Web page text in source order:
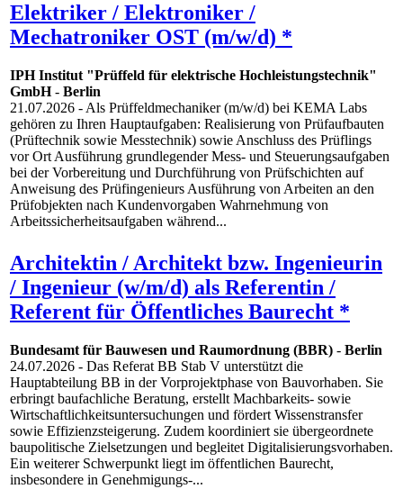
Elektriker / Elektroniker /
Mechatroniker OST (m/w/d) *
IPH Institut "Prüffeld für elektrische Hochleistungstechnik"
GmbH- Berlin
21.07.2026 - Als Prüffeldmechaniker (m/w/d) bei KEMA Labs
gehören zu Ihren Hauptaufgaben: Realisierung von Prüfaufbauten
(Prüftechnik sowie Messtechnik) sowie Anschluss des Prüflings
vor Ort Ausführung grundlegender Mess- und Steuerungsaufgaben
bei der Vorbereitung und Durchführung von Prüfschichten auf
Anweisung des Prüfingenieurs Ausführung von Arbeiten an den
Prüfobjekten nach Kundenvorgaben Wahrnehmung von
Arbeitssicherheitsaufgaben während...
Architektin / Architekt bzw. Ingenieurin
/ Ingenieur (w/m/d) als Referentin /
Referent für Öffentliches Baurecht *
Bundesamt für Bauwesen und Raumordnung (BBR) - Berlin
24.07.2026 - Das Referat BB Stab V unterstützt die
Hauptabteilung BB in der Vorprojektphase von Bauvorhaben. Sie
erbringt baufachliche Beratung, erstellt Machbarkeits- sowie
Wirtschaftlichkeitsuntersuchungen und fördert Wissenstransfer
sowie Effizienzsteigerung. Zudem koordiniert sie übergeordnete
baupolitische Zielsetzungen und begleitet Digitalisierungsvorhaben.
Ein weiterer Schwerpunkt liegt im öffentlichen Baurecht,
insbesondere in Genehmigungs-...